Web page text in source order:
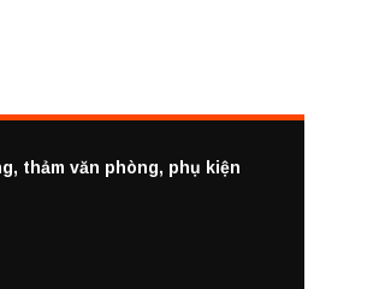
thảm văn phòng, phụ kiện